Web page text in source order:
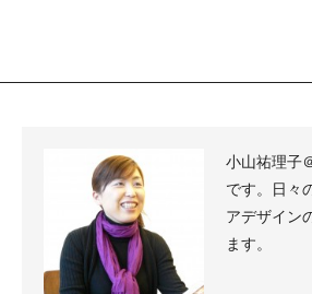
小山祐理子
です。日々
アデザイン
ます。